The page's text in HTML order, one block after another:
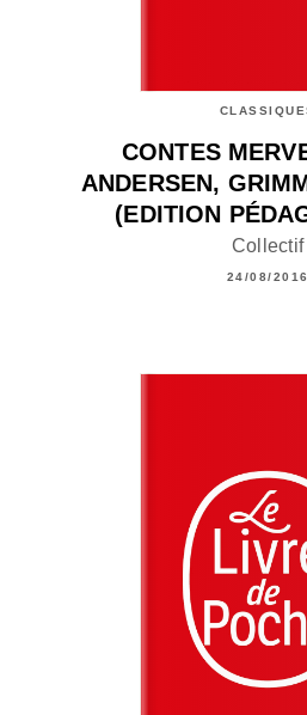
CONTES
ANDERSEN,
(EDITION
Collectif
24/08/2016